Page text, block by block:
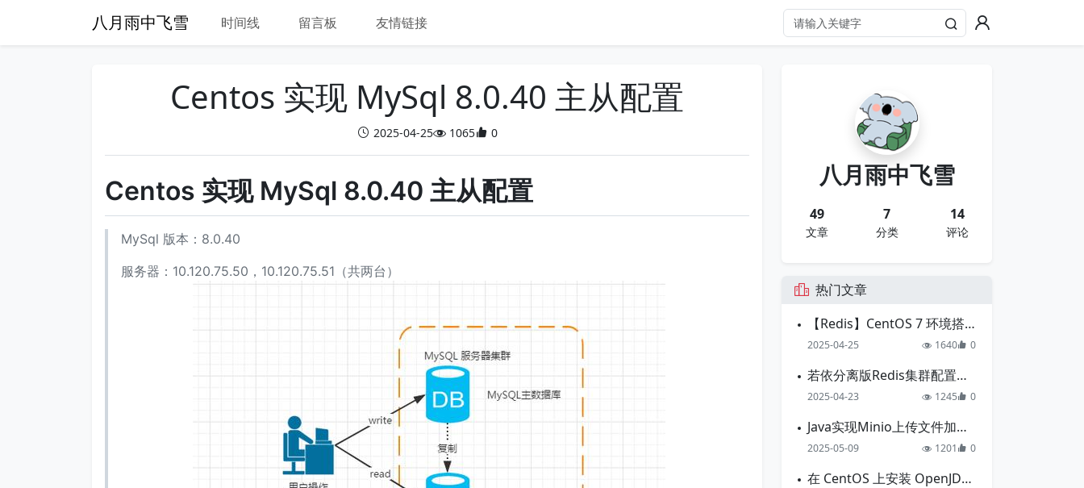
八月雨中飞雪 时间线 留言板 友情链接
Centos 实现 MySql 8.0.40 主从配置
2025-04-25 1065 0
Centos 实现 MySql 8.0.40 主从配置
MySql 版本：8.0.40
服务器：10.120.75.50，10.120.75.51（共两台）
八月雨中飞雪
49
文章
7
分类
14
评论
热门文章
【Redis】CentOS 7 环境搭建 redis 最新版 7.4 分布式集群完整版详解
2025-04-25 1640 0
若依分离版Redis集群配置指南
2025-04-23 1245 0
Java实现Minio上传文件加解密操作
2025-05-09 1201 0
在 CentOS 上安装 OpenJDK 17